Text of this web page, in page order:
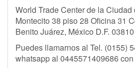
World Trade Center de la Ciudad
Montecito 38 piso 28 Oficina 31
Benito Juárez, México D.F. 03810
Puedes llamarnos al Tel. (0155)
whatsapp al 0445571409686